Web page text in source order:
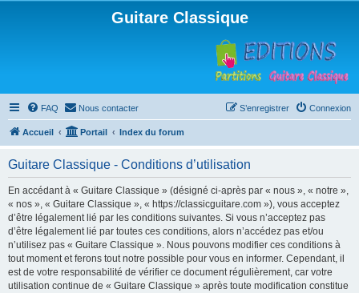
Guitare Classique
FAQ Nous contacter Connexion
S’enregistrer
Accueil Portail Index du forum
Guitare Classique - Conditions d’utilisation
En accédant à « Guitare Classique » (désigné ci-après par « nous », « notre »,
« nos », « Guitare Classique », « https://classicguitare.com »), vous acceptez
d’être légalement lié par les conditions suivantes. Si vous n’acceptez pas
d’être légalement lié par toutes ces conditions, alors n’accédez pas et/ou
n’utilisez pas « Guitare Classique ». Nous pouvons modifier ces conditions à
tout moment et ferons tout notre possible pour vous en informer. Cependant, il
est de votre responsabilité de vérifier ce document régulièrement, car votre
utilisation continue de « Guitare Classique » après toute modification constitue